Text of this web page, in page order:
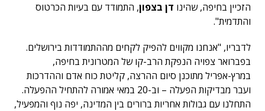
הזכיין בחיפה, שהינו דן בצפון, התמודד עם בעיות הכרטוס
והתדמית".
לדבריו, "אנחנו מקווים להפיק לקחים מההתמודדות בירושלים.
בפברואר צפויה הנפקת הרב-קו של המטרונית בחיפה,
במרץ-אפריל מתוכנן סיום ההרצה, קליטת כוח אדם וההדרכות
ועבר מבדיקות הפעלה – וב-20 במאי אמורה להתחיל ההפעלה.
התחלנו עם גבולות אחריות ברורים בין המדינה, יפה נוף והמפעיל,